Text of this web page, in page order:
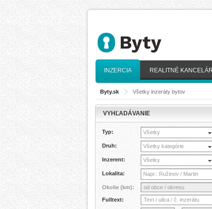
INZERCIA REALITNÉ
Byty.sk > Všetky inzeráty bytov
VYHĽADÁVANIE
Typ: Všetky
Druh: Všetky kategórie
Inzerent: Všetky
Lokalita:
Okolie (km):
Fulltext: